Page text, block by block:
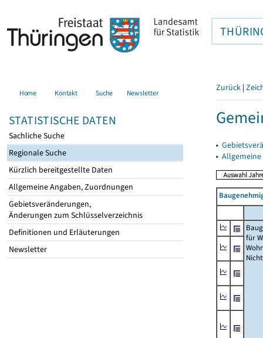
Home Kontakt Suche Newsletter
STATISTISCHE DATEN
Sachliche Suche
Regionale Suche
Kürzlich bereitgestellte Daten
Allgemeine Angaben, Zuordnungen
Gebietsveränderungen,
Änderungen zum Schlüsselverzeichnis
Definitionen und Erläuterungen
Newsletter
Zurück |
▸
▸
für